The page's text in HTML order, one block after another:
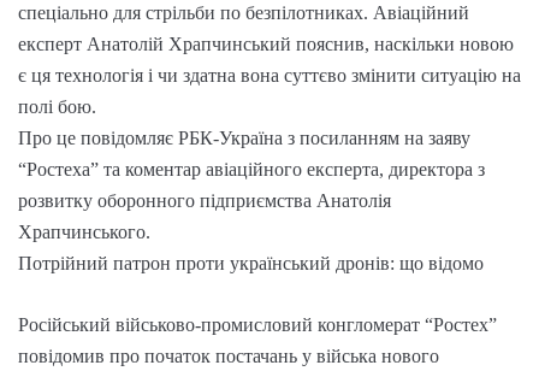
спеціально для стрільби по безпілотниках. Авіаційний
експерт Анатолій Храпчинський пояснив, наскільки новою
є ця технологія і чи здатна вона суттєво змінити ситуацію на
полі бою.
Про це повідомляє РБК-Україна з посиланням на заяву
“Ростеха” та коментар авіаційного експерта, директора з
розвитку оборонного підприємства Анатолія
Храпчинського.
Потрійний патрон проти український дронів: що відомо
Російський військово-промисловий конгломерат “Ростех”
повідомив про початок постачань у війська нового